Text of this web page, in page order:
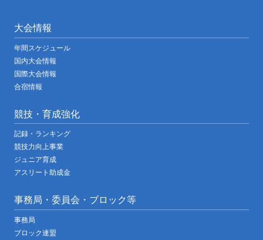
大会情報
年間スケジュール
国内大会情報
国際大会情報
合宿情報
競技・育成強化
記録・ランキング
競技力向上事業
ジュニア育成
アスリート助成金
事務局・委員会・ブロック等
事務局
ブロック連盟